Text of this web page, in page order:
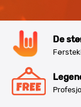
De